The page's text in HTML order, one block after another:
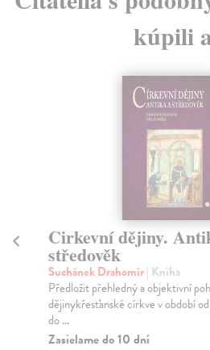
kúpili
Cirkevní dějiny.
středověk
Suchánek Drahomír| Kniha
Předložit přehledný a objektivní
dějinykřesťanské církve v období
do ...
Zasielame do 10 dní